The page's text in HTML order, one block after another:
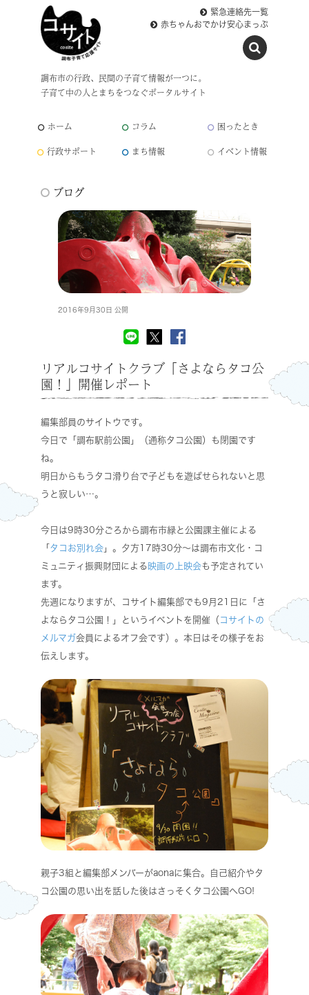
調布市の行政、民間の子育て情報が一つに。
子育て中の人とまちをつなぐポータルサイト
緊急連絡先一覧
赤ちゃんおでかけ安心まっぷ
ホーム コラム
困ったとき
行政サポート
まち情報 イベント情報
ブログ
2016年9月30日 公開
リアルコサイトクラブ「さよならタコ公
園！」開催レポート
編集部員のサイトウです。
今日で「調布駅前公園」（通称タコ公園）も閉園です
ね。
明日からもうタコ滑り台で子どもを遊ばせられないと思
うと寂しい…。
今日は9時30分ごろから調布市緑と公園課主催による
「 タコお別れ会 」。夕方17時30分～は調布市文化・コ
ミュニティ振興財団による 映画の上映会も予定されてい
ます。
先週になりますが、コサイト編集部でも9月21日に「さ
よならタコ公園！」というイベントを開催（ コサイトの
メルマガ会員によるオフ会です）。本日はその様子をお
伝えします。
親子3組と編集部メンバーがaonaに集合。自己紹介やタ
コ公園の思い出を話した後はさっそくタコ公園へGO!